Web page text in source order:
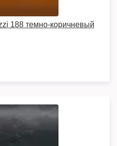
188 темно-коричневый